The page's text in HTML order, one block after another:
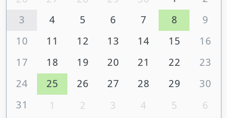
3
4 5 6 7 8
9
10
11 12 13 14 15
16
17
18 19 20 21 22
23
24
25 26 27 28 29
30
31
1 2 3 4 5 6